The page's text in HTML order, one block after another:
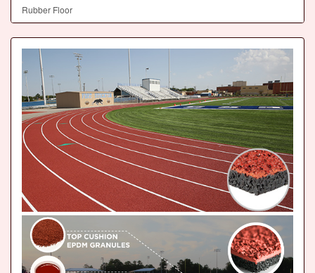
Rubber Floor